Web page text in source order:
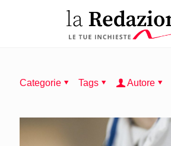
Categorie Tags Autore